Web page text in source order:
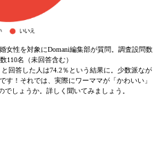
女性を対象にDomani編集部が質問。調査設問数
110名（未回答含む）
回答した人は74.2％という結果に。少数派なが
す！それでは、実際にワーママが「かわいい」
しょうか。詳しく聞いてみましょう。